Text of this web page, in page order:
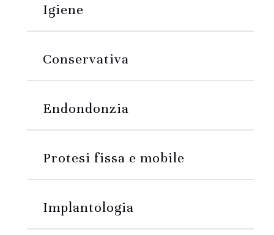
Igiene
Conservativa
Endondonzia
Protesi fissa e mobile
Implantologia